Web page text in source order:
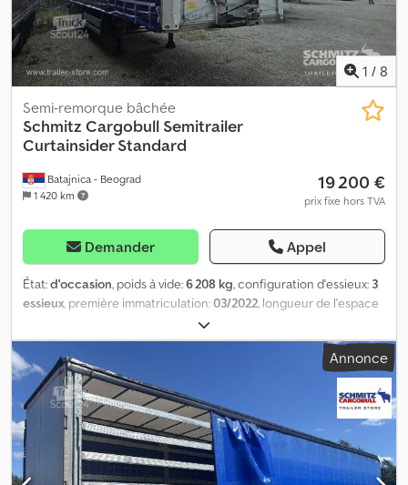
véhicules disponibles sur notre site web . Besoin d’un
financement ? Nous proposons des financements individualisés,
ainsi que du full-service ou un service télématique.Nous serons
heureux de vous conseiller personnellement. Dcjdpszrrp Sjfx
Acwjk
1 / 8
Batajnica - Beograd
1 420 km
Semi-remorque bâchée
Schmitz Cargobull Semitrailer
Curtainsider Standard
19 200 €
prix fixe hors TVA
Demander Appel
État:d'occasion, poids à vide:6 208 kg, configuration d'essieux: 3
essieux, première immatriculation:03/2022, longueur de l'espace
, largeur de l’espace de chargement:
2 480 mm, hauteur de l'espace de chargement:2 780 mm, volume
de l'espace de chargement:
, dimension des
pneus:385/65 R22,5, couleur:
, Année de construction:
2022 , Équipement:ABS, Poids à vide : 6 208 kg, Certification DIN
EN 12642 (code XL), Espace de chargement (L l H) : 13 620 mm x
2 480 mm x 2 780 mm. Dimension des pneus : 385/65 R22.5, Volume
utile : 93 m³, 1ᵉʳ essieu : , 2ᵉ essieu : , 3ᵉ essieu : , Suspension
pneumatique, Protection anti-encastrement, Système de
Annonce